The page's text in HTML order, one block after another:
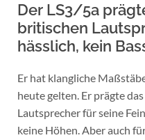
Der LS3/5a
britischen
hässlich, kein
Er hat klangliche
heute gelten. Er prägte
Lautsprecher für seine
keine Höhen. Aber auch